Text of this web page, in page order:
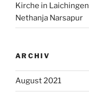
Kirche in Laichingen
Nethanja Narsapur
ARCHIV
August 2021